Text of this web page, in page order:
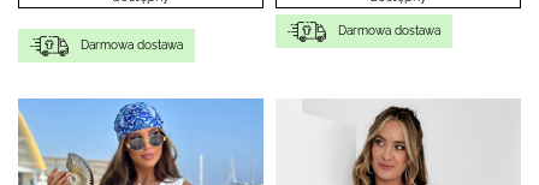
Darmowa dostawa
Darmowa dostawa